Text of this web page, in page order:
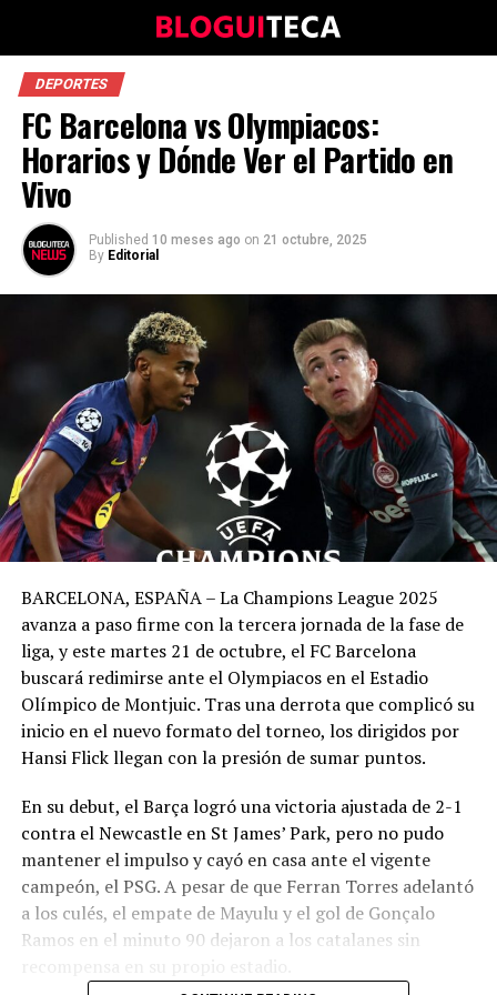
DEPORTES
FC Barcelona vs Olympiacos:
Horarios y Dónde Ver el Partido en
Vivo
Published 10 meses ago on 21 octubre, 2025
By Editorial
BARCELONA, ESPAÑA – La Champions League 2025
avanza a paso firme con la tercera jornada de la fase de
liga, y este martes 21 de octubre, el FC Barcelona
buscará redimirse ante el Olympiacos en el Estadio
Olímpico de Montjuic. Tras una derrota que complicó su
inicio en el nuevo formato del torneo, los dirigidos por
Hansi Flick llegan con la presión de sumar puntos.
En su debut, el Barça logró una victoria ajustada de 2-1
contra el Newcastle en St James’ Park, pero no pudo
mantener el impulso y cayó en casa ante el vigente
campeón, el PSG. A pesar de que Ferran Torres adelantó
a los culés, el empate de Mayulu y el gol de Gonçalo
Ramos en el minuto 90 dejaron a los catalanes sin